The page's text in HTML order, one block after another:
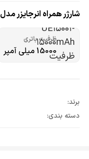
شارژر همراه انرجایزر مدل UE15001-15000mAh
ظرفیت باتری
15000 میلی آمپر
برند:
دسته بندی: